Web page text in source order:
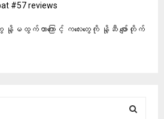
#57 reviews
ထွက်တာကြောင့် ကလေးတွေကို နို့ဆီ ဖျော်တိုက်